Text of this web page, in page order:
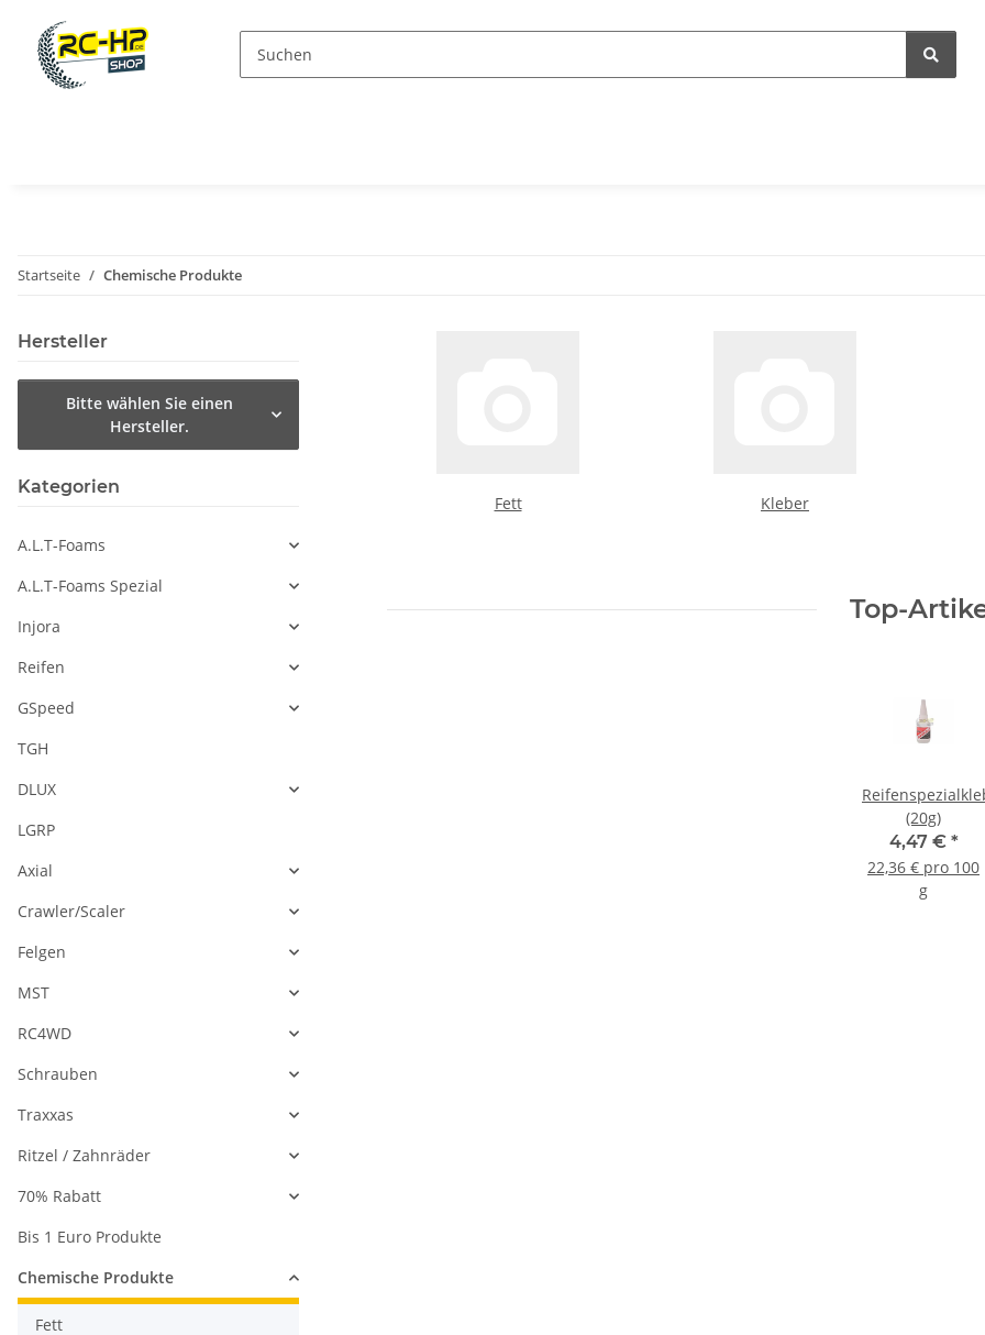
Startseite Chemische Produkte
Fett Kleber
Top-
(20g)
4,47 € *
22,36 € pro 100
g
Hersteller
Bitte wählen Sie einen
Hersteller.
Kategorien
A.L.T-Foams
A.L.T-Foams Spezial
Injora
Reifen
GSpeed
TGH
DLUX
LGRP
Axial
Crawler/Scaler
Felgen
MST
RC4WD
Schrauben
Traxxas
Ritzel / Zahnräder
70% Rabatt
Bis 1 Euro Produkte
Chemische Produkte
Fett